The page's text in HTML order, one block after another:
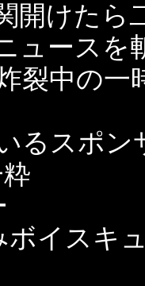
開けたら
ュースを
裂中の一
るスポン
ボイスキ